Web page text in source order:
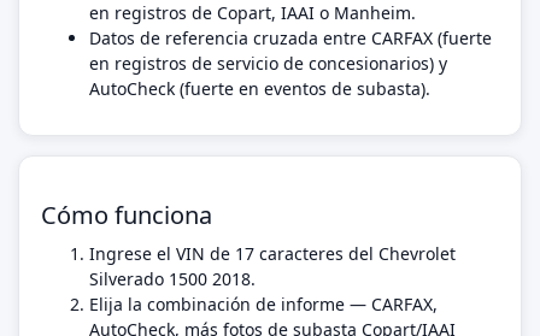
en registros de Copart, IAAI o Manheim.
Datos de referencia cruzada entre CARFAX (fuerte
en registros de servicio de concesionarios) y
AutoCheck (fuerte en eventos de subasta).
Cómo funciona
Ingrese el VIN de 17 caracteres del Chevrolet
Silverado 1500 2018.
Elija la combinación de informe — CARFAX,
AutoCheck, más fotos de subasta Copart/IAAI